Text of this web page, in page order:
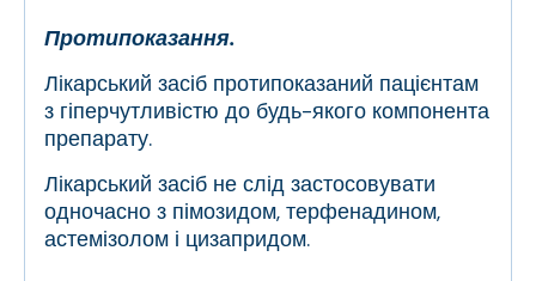
Протипоказання.
Лікарський засіб протипоказаний пацієнтам
з гіперчутливістю до будь-якого компонента
препарату.
Лікарський засіб не слід застосовувати
одночасно з пімозидом, терфенадином,
астемізолом і цизапридом.